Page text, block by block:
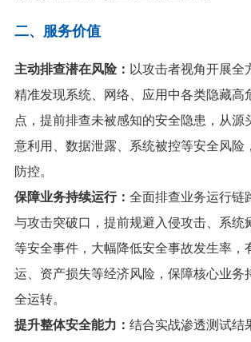
二、服务价值
主动排查潜在风险： 以攻击者视角开展全
精准发现系统、网络、应用中各类隐藏高
点，提前排查未被感知的安全隐患，从源
意利用、数据泄露、系统被控等安全风险
防控。
保障业务持续运行： 全面排查业务运行链
与攻击突破口，提前规避入侵攻击、系统
等安全事件，大幅降低安全事故发生率，
运、资产损失等经济风险，保障核心业务
全运转。
提升整体安全能力： 结合实战渗透测试结